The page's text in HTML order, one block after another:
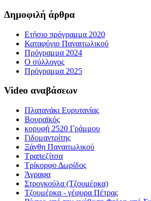
Δημοφιλή άρθρα
Ετήσιο πρόγραμμα 2020
Καταφύγιο Παναιτωλικού
Πρόγραμμα 2024
Ο σύλλογος
Πρόγραμμα 2025
Video αναβάσεων
Πλατανάκι Ευρυτανίας
Βουραϊκός
κορυφή 2520 Γράμμου
Γιδομαντρίτης
Ξάνθη Παναιτωλικού
Τραπεζίτσα
Τρίκορφο Δωρίδος
Άγραφα
Στρογκούλα (Τζουμέρκα)
Τζουμέρκα - γέφυρα Πέτρας